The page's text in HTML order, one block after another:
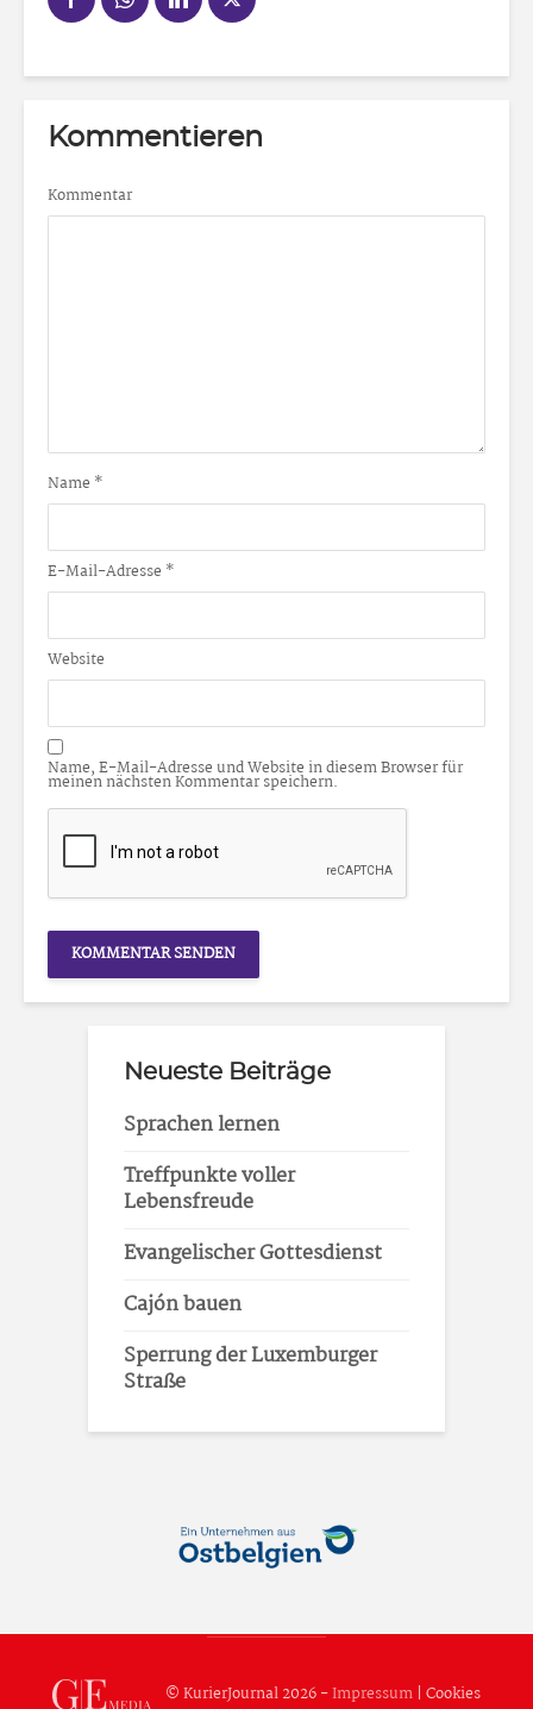
Kommentieren
Kommentar
Name *
E-Mail-Adresse *
Website
Name, E-Mail-Adresse und Website in diesem Browser für
meinen nächsten Kommentar speichern.
Neueste Beiträge
Sprachen lernen
Treffpunkte voller
Lebensfreude
Evangelischer Gottesdienst
Cajón bauen
Sperrung der Luxemburger
Straße
© KurierJournal 2026 -Impressum| Cookies